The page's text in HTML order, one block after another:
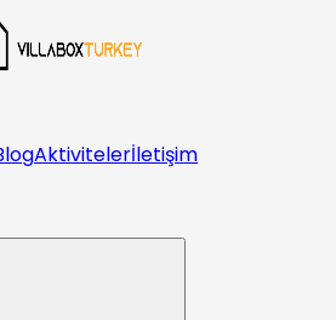
Aktivitelerİletişim